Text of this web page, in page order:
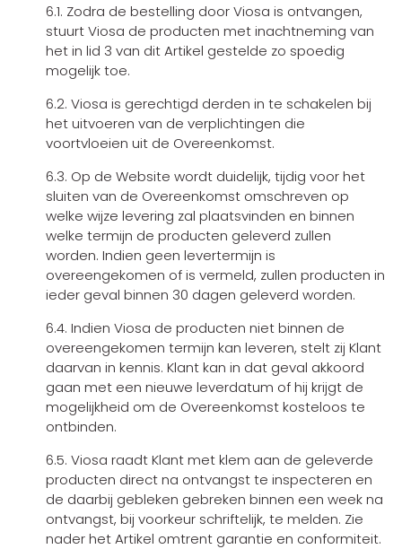
6.1. Zodra de bestelling door Viosa is ontvangen,
stuurt Viosa de producten met inachtneming van
het in lid 3 van dit Artikel gestelde zo spoedig
mogelijk toe.
6.2. Viosa is gerechtigd derden in te schakelen bij
het uitvoeren van de verplichtingen die
voortvloeien uit de Overeenkomst.
6.3. Op de Website wordt duidelijk, tijdig voor het
sluiten van de Overeenkomst omschreven op
welke wijze levering zal plaatsvinden en binnen
welke termijn de producten geleverd zullen
worden. Indien geen levertermijn is
overeengekomen of is vermeld, zullen producten in
ieder geval binnen 30 dagen geleverd worden.
6.4. Indien Viosa de producten niet binnen de
overeengekomen termijn kan leveren, stelt zij Klant
daarvan in kennis. Klant kan in dat geval akkoord
gaan met een nieuwe leverdatum of hij krijgt de
mogelijkheid om de Overeenkomst kosteloos te
ontbinden.
6.5. Viosa raadt Klant met klem aan de geleverde
producten direct na ontvangst te inspecteren en
de daarbij gebleken gebreken binnen een week na
ontvangst, bij voorkeur schriftelijk, te melden. Zie
nader het Artikel omtrent garantie en conformiteit.